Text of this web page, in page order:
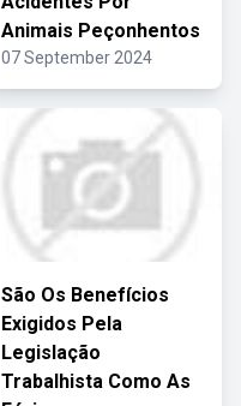
Animais Peçonhentos
07 September 2024
São Os Benefícios
Exigidos Pela
Legislação
Trabalhista Como As